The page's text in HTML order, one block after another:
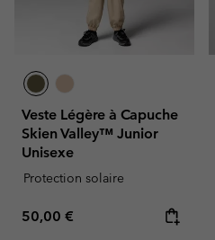
Veste Légère à Capuche
Skien Valley™ Junior
Unisexe
Protection solaire
Regular price:
50,00 €